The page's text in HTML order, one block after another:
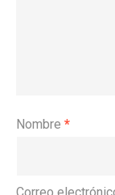
Nombre *